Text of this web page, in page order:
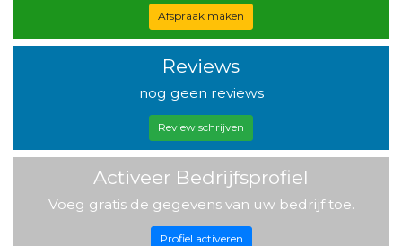
Afspraak maken
Reviews
nog geen reviews
Review schrijven
Activeer Bedrijfsprofiel
Voeg gratis de gegevens van uw bedrijf toe.
Profiel activeren